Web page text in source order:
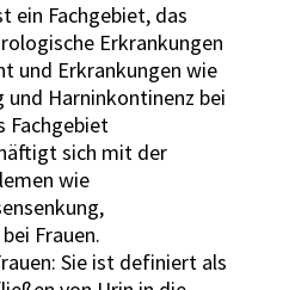
ein Fachgebiet, das
Erkrankungen
und Erkrankungen wie
und Harninkontinenz bei
Fachgebiet
sich mit der
wie
Frauen.
Sie ist definiert als